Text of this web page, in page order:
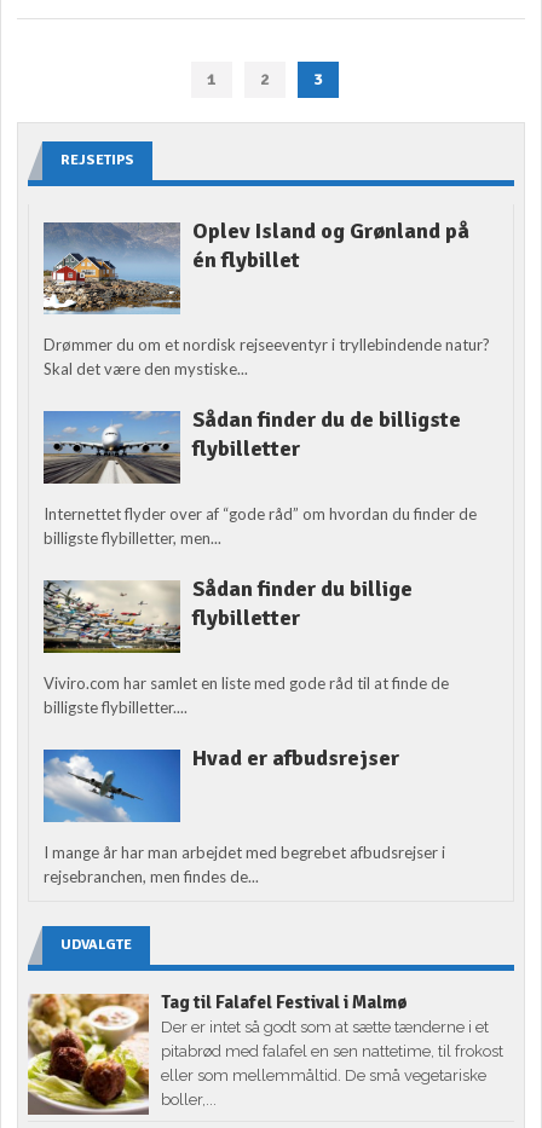
1 2 3
REJSETIPS
Oplev Island og Grønland på
én flybillet
Drømmer du om et nordisk rejseeventyr i tryllebindende natur?
Skal det være den mystiske...
Sådan finder du de billigste
flybilletter
Internettet flyder over af “gode råd” om hvordan du finder de
billigste flybilletter, men...
Sådan finder du billige
flybilletter
Viviro.com har samlet en liste med gode råd til at finde de
billigste flybilletter....
Hvad er afbudsrejser
I mange år har man arbejdet med begrebet afbudsrejser i
rejsebranchen, men findes de...
UDVALGTE
Tag til Falafel Festival i Malmø
Der er intet så godt som at sætte tænderne i et
pitabrød med falafel en sen nattetime, til frokost
eller som mellemmåltid. De små vegetariske
boller,...